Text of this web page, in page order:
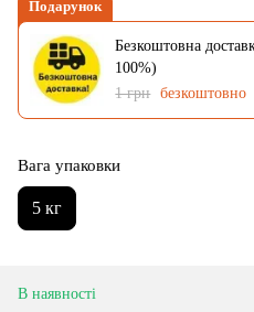
Подарунок
Безкоштовна
100%)
1 грн безкоштовно
Вага упаковки
5 кг
В наявності